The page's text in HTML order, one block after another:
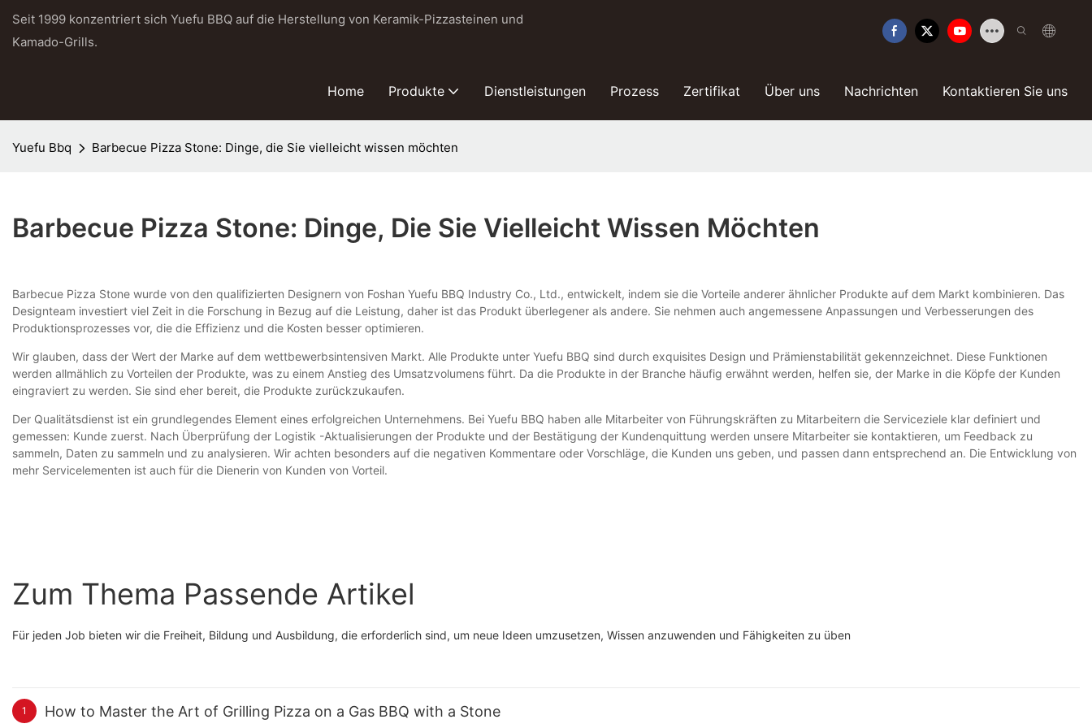
Seit 1999 konzentriert sich Yuefu BBQ auf die Herstellung von Keramik-Pizzasteinen und
Kamado-Grills.
Home Produkte Dienstleistungen Prozess Zertifikat Über uns Nachrichten Kontaktieren Sie uns
Yuefu Bbq Barbecue Pizza Stone: Dinge, die Sie vielleicht wissen möchten
Barbecue Pizza Stone: Dinge, Die Sie Vielleicht Wissen Möchten
Barbecue Pizza Stone wurde von den qualifizierten Designern von Foshan Yuefu BBQ Industry Co., Ltd., entwickelt, indem sie die Vorteile anderer ähnlicher Produkte auf dem Markt kombinieren. Das
Designteam investiert viel Zeit in die Forschung in Bezug auf die Leistung, daher ist das Produkt überlegener als andere. Sie nehmen auch angemessene Anpassungen und Verbesserungen des
Produktionsprozesses vor, die die Effizienz und die Kosten besser optimieren.
Wir glauben, dass der Wert der Marke auf dem wettbewerbsintensiven Markt. Alle Produkte unter Yuefu BBQ sind durch exquisites Design und Prämienstabilität gekennzeichnet. Diese Funktionen
werden allmählich zu Vorteilen der Produkte, was zu einem Anstieg des Umsatzvolumens führt. Da die Produkte in der Branche häufig erwähnt werden, helfen sie, der Marke in die Köpfe der Kunden
eingraviert zu werden. Sie sind eher bereit, die Produkte zurückzukaufen.
Der Qualitätsdienst ist ein grundlegendes Element eines erfolgreichen Unternehmens. Bei Yuefu BBQ haben alle Mitarbeiter von Führungskräften zu Mitarbeitern die Serviceziele klar definiert und
gemessen: Kunde zuerst. Nach Überprüfung der Logistik -Aktualisierungen der Produkte und der Bestätigung der Kundenquittung werden unsere Mitarbeiter sie kontaktieren, um Feedback zu
sammeln, Daten zu sammeln und zu analysieren. Wir achten besonders auf die negativen Kommentare oder Vorschläge, die Kunden uns geben, und passen dann entsprechend an. Die Entwicklung von
mehr Servicelementen ist auch für die Dienerin von Kunden von Vorteil.
Zum Thema Passende Artikel
Für jeden Job bieten wir die Freiheit, Bildung und Ausbildung, die erforderlich sind, um neue Ideen umzusetzen, Wissen anzuwenden und Fähigkeiten zu üben
1 How to Master the Art of Grilling Pizza on a Gas BBQ with a Stone